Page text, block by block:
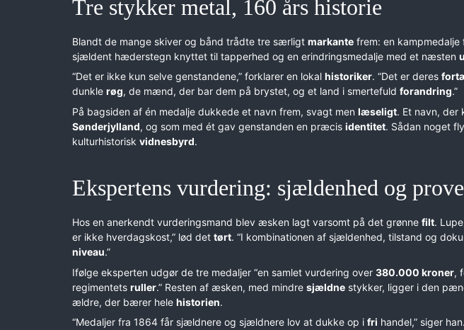
Tre stykker metal, 160 års historie
Blandt de mange skiver og bånd trådte tre særligt markante frem: en
sjældent hæderstegn knyttet til tapperhed og en erindringsmedalje med et næsten
“Det er ikke kun selve genstandene,” forklarer en lokal historiker. “Det er deres
dunkle røg, de mænd, der bar dem på brystet, og et land i smertefuld forandring.”
På bagsiden af én medalje dukkede et navn frem, svagt men læseligt. Et navn, der
Sønderjylland, og som med ét gav genstanden en præcis identitet. Sådan noget
kulturhistorisk vidnesbyrd.
Ekspertens vurdering: sjældenhed og
Hos en anerkendt vurderingsmand blev æsken lagt varsomt på det grønne filt.
er ikke hverdagskost,” lød det tørt. “I kombinationen af sjældenhed, tilstand og
niveau.”
Ifølge eksperten udgør de tre medaljer “en samlet vurdering over 380.000 kroner,
regimentets ruller.” Resten af æsken, med mindre sjældne stykker, ligger i den
ældre, der bærer hele historien.
“Medaljer fra 1864 får sjældnere og sjældnere lov at dukke op i fri handel,” siger